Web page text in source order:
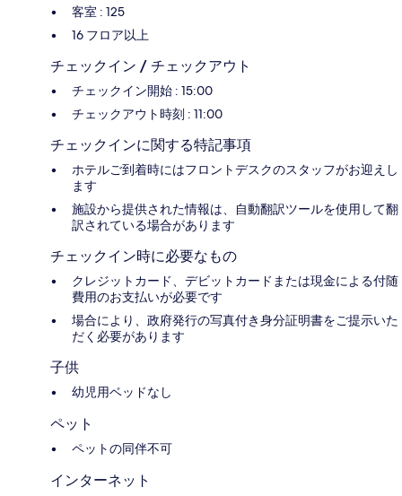
客室 : 125
16 フロア以上
チェックイン / チェックアウト
チェックイン開始 : 15:00
チェックアウト時刻 : 11:00
チェックインに関する特記事項
ホテルご到着時にはフロントデスクのスタッフがお迎えし
ます
施設から提供された情報は、自動翻訳ツールを使用して翻
訳されている場合があります
チェックイン時に必要なもの
クレジットカード、デビットカードまたは現金による付随
費用のお支払いが必要です
場合により、政府発行の写真付き身分証明書をご提示いた
だく必要があります
子供
幼児用ベッドなし
ペット
ペットの同伴不可
インターネット